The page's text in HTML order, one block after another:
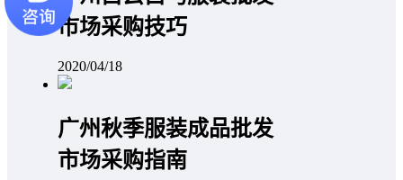
市场采购技巧
2020/04/18
广州秋季服装成品批发
市场采购指南